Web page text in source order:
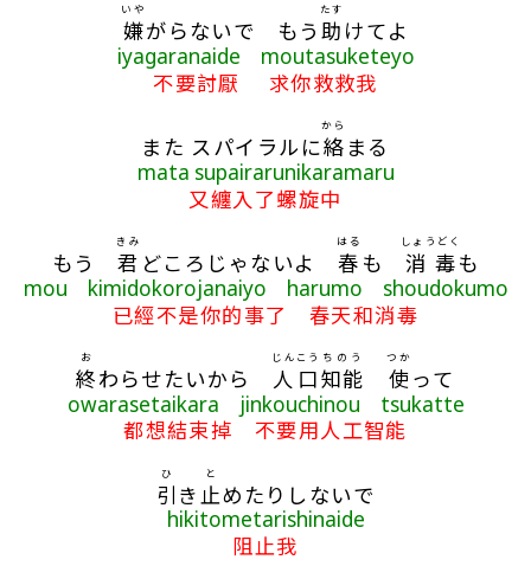
嫌
いや
がらないで もう 助
たす
けてよ
iyagaranaide moutasuketeyo
不要討厭 求你救救我
また スパイラルに絡
から
まる
mata supairarunikaramaru
又纏入了螺旋中
もう君
きみ
どころじゃないよ 春
はる
も 消毒
しょうどく
も
mou kimidokorojanaiyo harumo shoudokumo
已經不是你的事了 春天和消毒
終
お
わらせたいから 人口
じんこう
知能
ちのう
使
つか
って
owarasetaikara jinkouchinou tsukatte
都想結束掉 不要用人工智能
引
ひ
き 止
と
めたりしないで
hikitometarishinaide
阻止我